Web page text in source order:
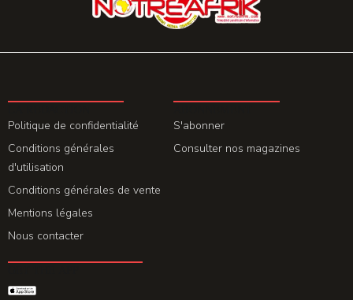
Politique de confidentialité
Conditions générales
d'utilisation
Conditions générales de vente
Mentions légales
Nous contacter
S'abonner
Consulter nos magazines